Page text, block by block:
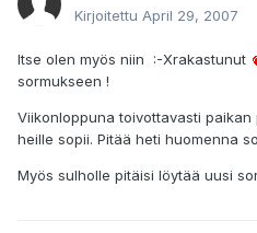
Kirjoitettu April 29, 2007
Itse olen myös niin :-Xrakastunut
sormukseen !
Viikonloppuna toivottavasti
heille sopii. Pitää heti huomenna
Myös sulholle pitäisi löytää uusi